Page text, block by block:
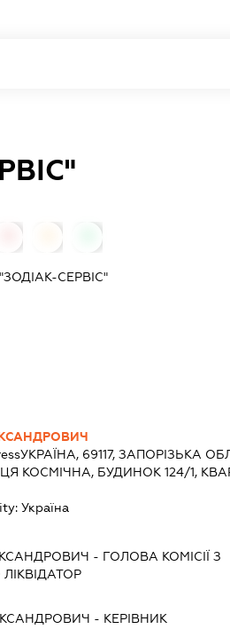
СЕРВІС"
УКРАЇНА, 69117, ЗАПОРІЗЬКА
КОСМІЧНА, БУДИНОК 124/1,
Україна
- ГОЛОВА КОМІСІЇ З
- КЕРІВНИК